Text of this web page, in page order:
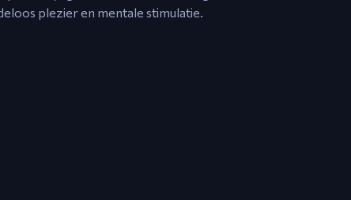
plezier en mentale stimulatie.